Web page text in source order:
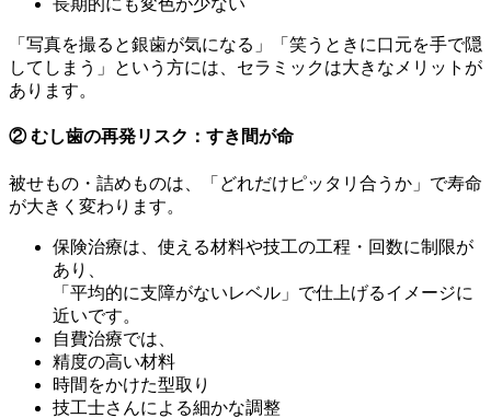
長期的にも変色が少ない
「写真を撮ると銀歯が気になる」「笑うときに口元を手で隠
してしまう」という方には、セラミックは大きなメリットが
あります。
② むし歯の再発リスク：すき間が命
被せもの・詰めものは、「どれだけピッタリ合うか」で寿命
が大きく変わります。
保険治療は、使える材料や技工の工程・回数に制限が
あり、
「平均的に支障がないレベル」で仕上げるイメージに
近いです。
自費治療では、
精度の高い材料
時間をかけた型取り
技工士さんによる細かな調整